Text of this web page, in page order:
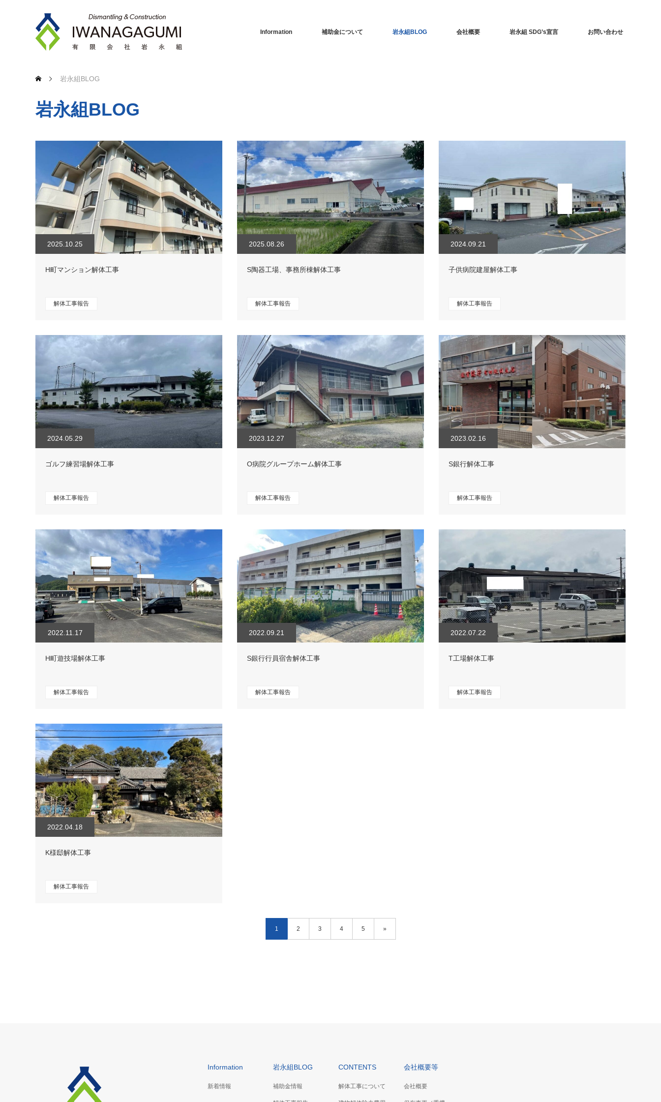
Information 補助金について 岩永組BLOG 会社概要 岩永組 SDG’s宣言 お問い合わせ
岩永組BLOG
岩永組BLOG
2025.10.25
H町マンション解体工事
解体工事報告
2025.08.26
S陶器工場、事務所棟解体工事
解体工事報告
2024.09.21
子供病院建屋解体工事
解体工事報告
2024.05.29
ゴルフ練習場解体工事
解体工事報告
2023.12.27
O病院グループホーム解体工事
解体工事報告
2023.02.16
S銀行解体工事
解体工事報告
2022.11.17
H町遊技場解体工事
解体工事報告
2022.09.21
S銀行行員宿舎解体工事
解体工事報告
2022.07.22
T工場解体工事
解体工事報告
2022.04.18
K様邸解体工事
解体工事報告
1 2 3 4 5 »
Information
新着情報
岩永組BLOG
補助金情報
CONTENTS
解体工事について
会社概要等
会社概要